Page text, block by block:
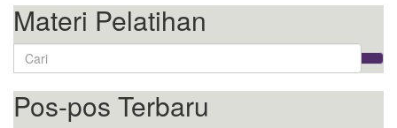
Materi Pelatihan
Search
for:
Pos-pos Terbaru